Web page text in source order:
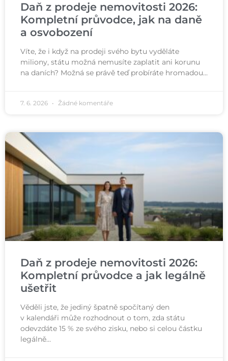
Daň z prodeje nemovitosti 2026:
Kompletní průvodce, jak na daně
a osvobození
Víte, že i když na prodeji svého bytu vyděláte
miliony, státu možná nemusíte zaplatit ani korunu
na daních? Možná se právě teď probíráte hromadou…
7. 6. 2026 Žádné komentáře
Daň z prodeje nemovitosti 2026:
Kompletní průvodce a jak legálně
ušetřit
Věděli jste, že jediný špatně spočítaný den
v kalendáři může rozhodnout o tom, zda státu
odevzdáte 15 % ze svého zisku, nebo si celou částku
legálně…